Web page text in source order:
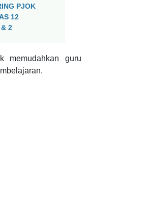
PJOK
12
& 2
memudahkan guru